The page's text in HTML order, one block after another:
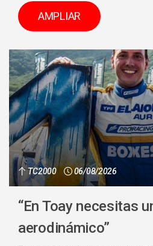
AMPLIAR
TC2000 06/08/2026
“En Toay necesitas
aerodinámico”